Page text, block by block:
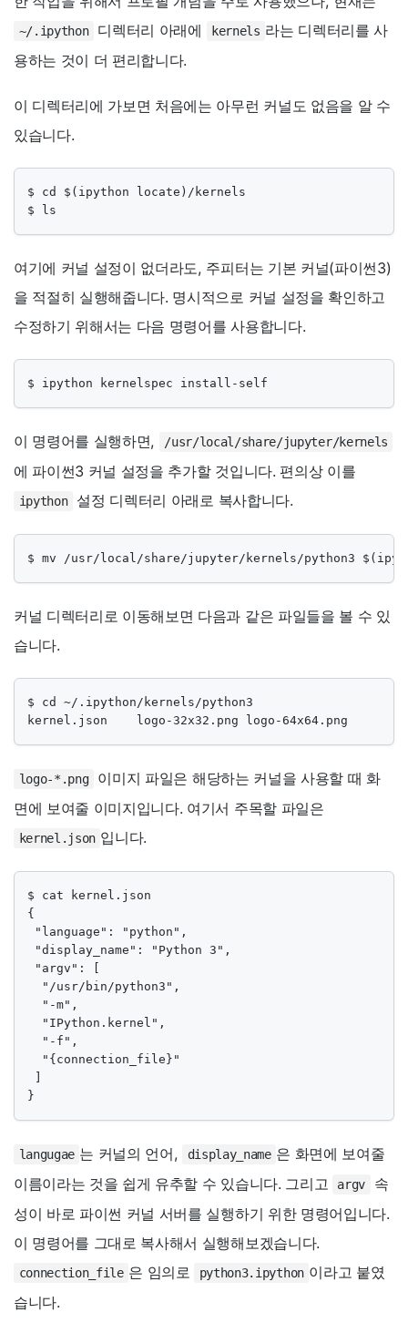
~/.ipython 디렉터리 아래에 kernels 라는 디렉터리를 사
용하는 것이 더 편리합니다.
이 디렉터리에 가보면 처음에는 아무런 커널도 없음을 알 수
있습니다.
$ cd $(ipython locate)/kernels
$ ls
여기에 커널 설정이 없더라도, 주피터는 기본 커널(파이썬3)
을 적절히 실행해줍니다. 명시적으로 커널 설정을 확인하고
수정하기 위해서는 다음 명령어를 사용합니다.
$ ipython kernelspec install-self
이 명령어를 실행하면, /usr/local/share/jupyter/kernels
에 파이썬3 커널 설정을 추가할 것입니다. 편의상 이를
ipython 설정 디렉터리 아래로 복사합니다.
$ mv /usr/local/share/jupyter/kernels/python3
커널 디렉터리로 이동해보면 다음과 같은 파일들을 볼 수 있
습니다.
$ cd ~/.ipython/kernels/python3
kernel.json    logo-32x32.png logo-64x64.png
logo-*.png
이미지 파일은 해당하는 커널을 사용할 때 화
면에 보여줄 이미지입니다. 여기서 주목할 파일은
kernel.json 입니다.
$ cat kernel.json
{
"language": "python",
"display_name": "Python 3",
"argv": [
  "/usr/bin/python3",
  "-m",
  "IPython.kernel",
  "-f",
  "{connection_file}"
}
langugae 는 커널의 언어, display_name 은 화면에 보여줄
이름이라는 것을 쉽게 유추할 수 있습니다. 그리고
argv
속
성이 바로 파이썬 커널 서버를 실행하기 위한 명령어입니다.
이 명령어를 그대로 복사해서 실행해보겠습니다.
connection_file 은 임의로 python3.ipython 이라고 붙였
습니다.